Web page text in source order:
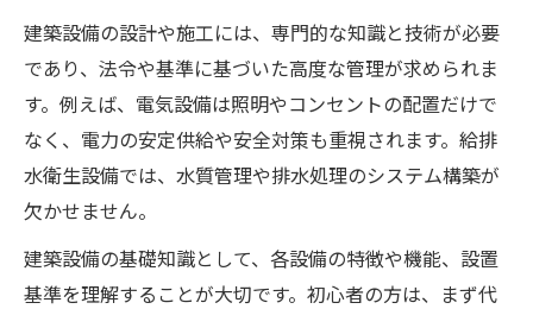
資格取得に役立つ建築設備の知識整理法
建築設備 資格取得に必要な基礎知識整理
建築設備士試験対策に役立つ勉強法とは
建築設備教科書を活用した学習の進め方
建築設備定期検査と資格の関係を押さえる
建築設備の本で学ぶ基礎から応用までの流
れ
建築設備の設計や施工には、専門的な知識と技術が必要
であり、法令や基準に基づいた高度な管理が求められま
す。例えば、電気設備は照明やコンセントの配置だけで
なく、電力の安定供給や安全対策も重視されます。給排
水衛生設備では、水質管理や排水処理のシステム構築が
欠かせません。
建築設備の基礎知識として、各設備の特徴や機能、設置
基準を理解することが大切です。初心者の方は、まず代